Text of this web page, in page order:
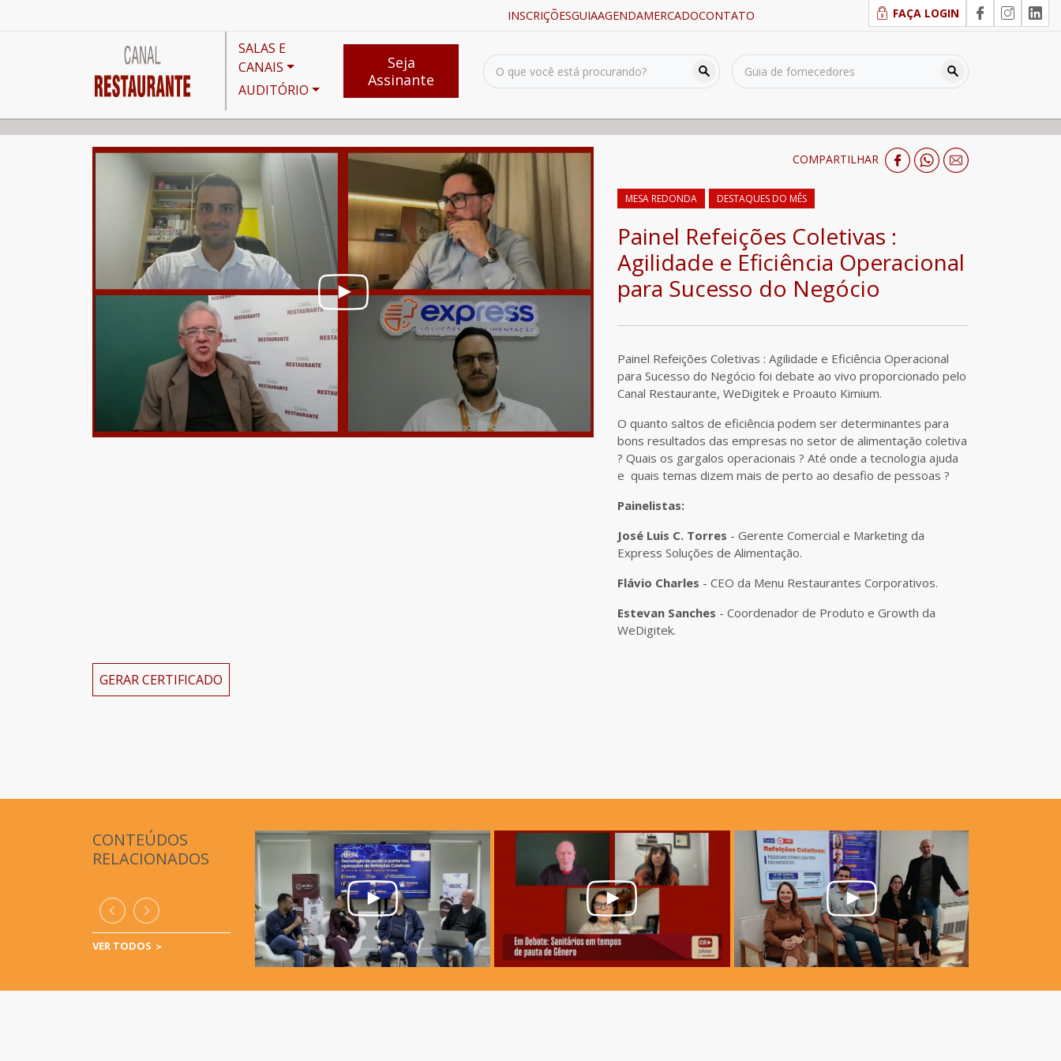
INSCRIÇÕESGUIAAGENDAMERCADOCONTATO FAÇA LOGIN
SALAS E
CANAIS
AUDITÓRIO
Seja
Assinante
COMPARTILHAR
MESA REDONDA DESTAQUES DO MÊS
Painel Refeições Coletivas :
Agilidade e Eficiência Operacional
para Sucesso do Negócio
Painel Refeições Coletivas : Agilidade e Eficiência Operacional
para Sucesso do Negócio foi debate ao vivo proporcionado pelo
Canal Restaurante, WeDigitek e Proauto Kimium.
O quanto saltos de eficiência podem ser determinantes para
bons resultados das empresas no setor de alimentação coletiva
? Quais os gargalos operacionais ? Até onde a tecnologia ajuda
e quais temas dizem mais de perto ao desafio de pessoas ?
Painelistas:
José Luis C. Torres - Gerente Comercial e Marketing da
Express Soluções de Alimentação.
Flávio Charles - CEO da Menu Restaurantes Corporativos.
Estevan Sanches - Coordenador de Produto e Growth da
WeDigitek.
GERAR CERTIFICADO
CONTEÚDOS
RELACIONADOS
VER TODOS